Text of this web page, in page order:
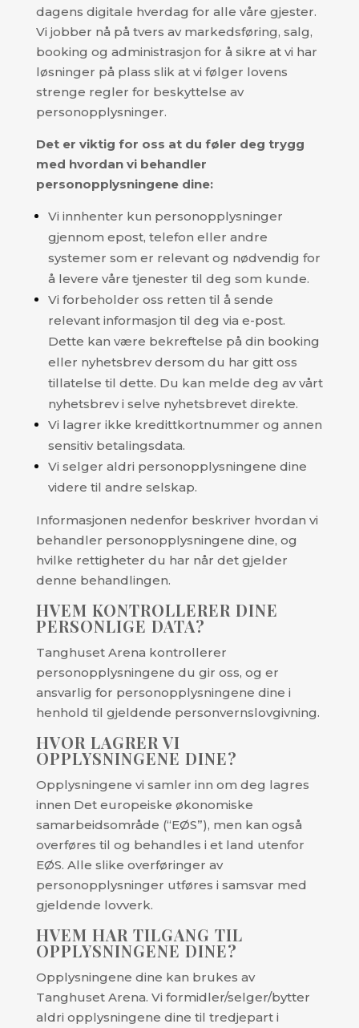
dagens digitale hverdag for alle våre gjester.
Vi jobber nå på tvers av markedsføring, salg,
booking og administrasjon for å sikre at vi har
løsninger på plass slik at vi følger lovens
strenge regler for beskyttelse av
personopplysninger.
Det er viktig for oss at du føler deg trygg
med hvordan vi behandler
personopplysningene dine:
Vi innhenter kun personopplysninger
gjennom epost, telefon eller andre
systemer som er relevant og nødvendig for
å levere våre tjenester til deg som kunde.
Vi forbeholder oss retten til å sende
relevant informasjon til deg via e-post.
Dette kan være bekreftelse på din booking
eller nyhetsbrev dersom du har gitt oss
tillatelse til dette. Du kan melde deg av vårt
nyhetsbrev i selve nyhetsbrevet direkte.
Vi lagrer ikke kredittkortnummer og annen
sensitiv betalingsdata.
Vi selger aldri personopplysningene dine
videre til andre selskap.
Informasjonen nedenfor beskriver hvordan vi
behandler personopplysningene dine, og
hvilke rettigheter du har når det gjelder
denne behandlingen.
HVEM KONTROLLERER DINE
PERSONLIGE DATA?
Tanghuset Arena kontrollerer
personopplysningene du gir oss, og er
ansvarlig for personopplysningene dine i
henhold til gjeldende personvernslovgivning.
HVOR LAGRER VI
OPPLYSNINGENE DINE?
Opplysningene vi samler inn om deg lagres
innen Det europeiske økonomiske
samarbeidsområde (“EØS”), men kan også
overføres til og behandles i et land utenfor
EØS. Alle slike overføringer av
personopplysninger utføres i samsvar med
gjeldende lovverk.
HVEM HAR TILGANG TIL
OPPLYSNINGENE DINE?
Opplysningene dine kan brukes av
Tanghuset Arena. Vi formidler/selger/bytter
aldri opplysningene dine til tredjepart i